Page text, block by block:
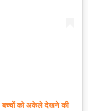
बच्चों को अकेले देखने की